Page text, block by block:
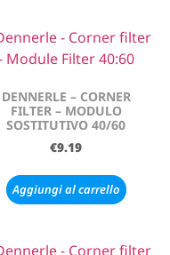
DENNERLE – CORNER
FILTER – MODULO
SOSTITUTIVO 40/60
€9.19
Aggiungi al carrello